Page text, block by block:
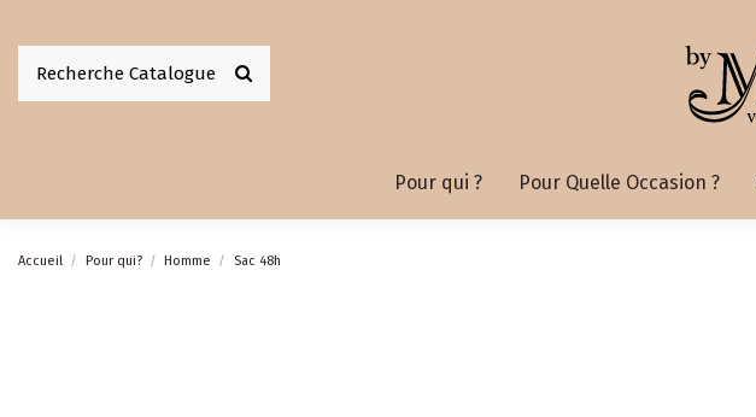
Pour qui ? Pour Quelle Occasion ?
Accueil Pour qui? Homme Sac 48h